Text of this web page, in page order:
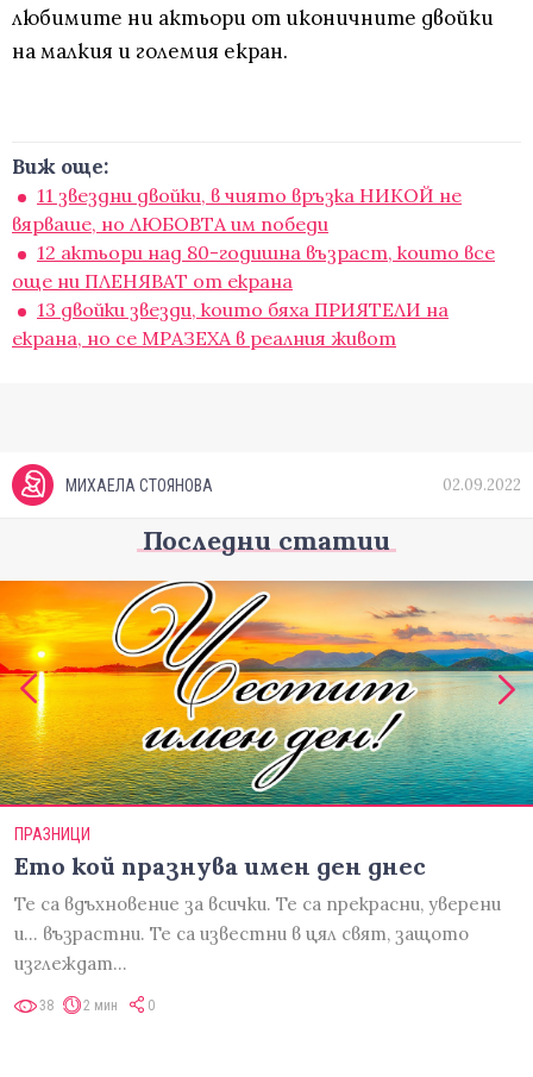
любимите ни актьори от иконичните двойки
на малкия и големия екран.
Виж още:
11 звездни двойки, в чиято връзка НИКОЙ не
вярваше, но ЛЮБОВТА им победи
12 актьори над 80-годишна възраст, които все
още ни ПЛЕНЯВАТ от екрана
13 двойки звезди, които бяха ПРИЯТЕЛИ на
екрана, но се МРАЗЕХА в реалния живот
МИХАЕЛА СТОЯНОВА 02.09.2022
Последни статии
ПРАЗНИЦИ
Ето кой празнува имен ден днес
Те са вдъхновение за всички. Те са прекрасни, уверени
и... възрастни. Те са известни в цял свят, защото
изглеждат…
38 2 мин 0